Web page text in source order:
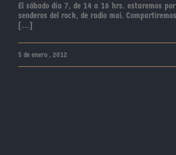
El sábado día 7, de 14 a 16 hrs. estaremos
senderos del rock, de radio mai.
[...]
5 de enero , 2012